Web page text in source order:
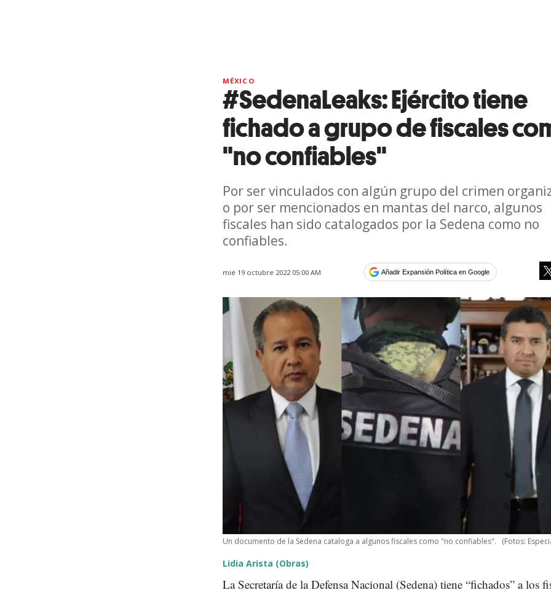
MÉXICO
#SedenaLeaks: Ejército tiene
fichado a grupo de fiscales
"no confiables"
Por ser vinculados con algún grupo del crimen
o por ser mencionados en mantas del narco, algunos
fiscales han sido catalogados por la Sedena como no
confiables.
mié 19 octubre 2022 05:00 AM Añadir Expansión Política en Google
Un documento de la Sedena cataloga a algunos fiscales como "no confiables". (Fotos:
Lidia Arista (Obras)
La Secretaría de la Defensa Nacional (Sedena) tiene “fichados” a los